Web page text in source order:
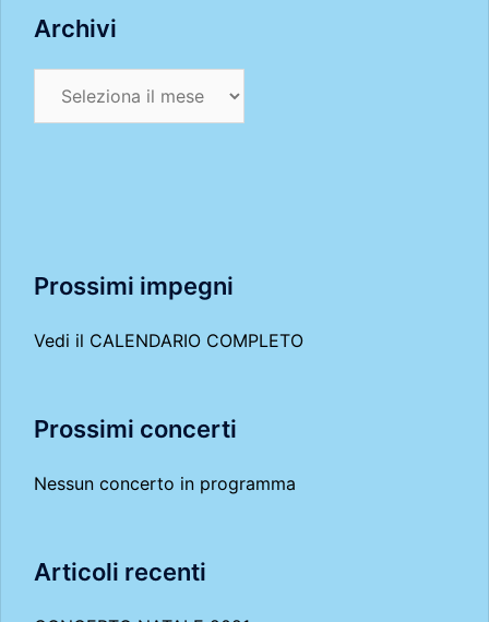
Archivi
Prossimi impegni
Vedi il CALENDARIO COMPLETO
Prossimi concerti
Nessun concerto in programma
Articoli recenti